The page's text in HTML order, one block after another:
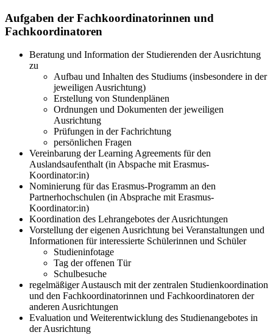
Aufgaben der Fachkoordinatorinnen und
Fachkoordinatoren
Beratung und Information der Studierenden der Ausrichtung
zu
Aufbau und Inhalten des Studiums (insbesondere in der
jeweiligen Ausrichtung)
Erstellung von Stundenplänen
Ordnungen und Dokumenten der jeweiligen
Ausrichtung
Prüfungen in der Fachrichtung
persönlichen Fragen
Vereinbarung der Learning Agreements für den
Auslandsaufenthalt (in Abspache mit Erasmus-
Koordinator:in)
Nominierung für das Erasmus-Programm an den
Partnerhochschulen (in Absprache mit Erasmus-
Koordinator:in)
Koordination des Lehrangebotes der Ausrichtungen
Vorstellung der eigenen Ausrichtung bei Veranstaltungen und
Informationen für interessierte Schülerinnen und Schüler
Studieninfotage
Tag der offenen Tür
Schulbesuche
regelmäßiger Austausch mit der zentralen Studienkoordination
und den Fachkoordinatorinnen und Fachkoordinatoren der
anderen Ausrichtungen
Evaluation und Weiterentwicklung des Studienangebotes in
der Ausrichtung